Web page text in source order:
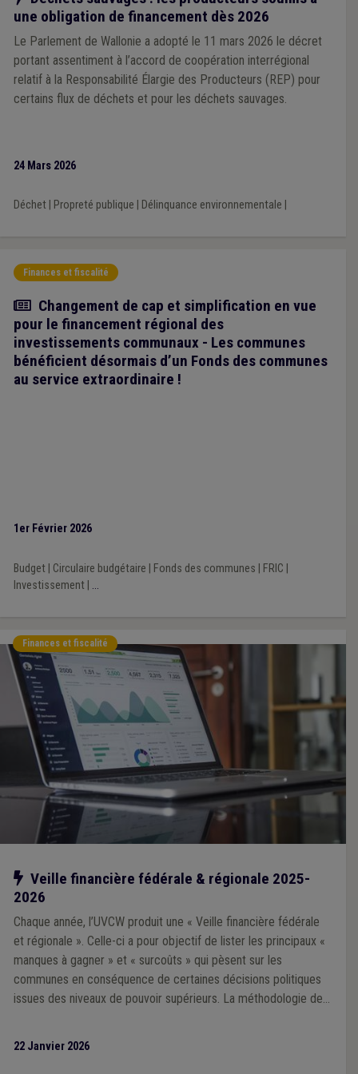
une obligation de financement dès 2026
Le Parlement de Wallonie a adopté le 11 mars 2026 le décret
portant assentiment à l’accord de coopération interrégional
relatif à la Responsabilité Élargie des Producteurs (REP) pour
certains flux de déchets et pour les déchets sauvages.
24 Mars 2026
Déchet| Propreté publique Délinquance environnementale
Finances et fiscalité
Article
Changement de cap et simplification en vue
pour le financement régional des
investissements communaux - Les communes
bénéficient désormais d’un Fonds des communes
au service extraordinaire !
1er Février 2026
Budget| Circulaire budgétaire Fonds des communes FRIC
Investissement| ...
Finances et fiscalité
Notre action
Veille financière fédérale & régionale 2025-
2026
Chaque année, l’UVCW produit une « Veille financière fédérale
et régionale ». Celle-ci a pour objectif de lister les principaux «
manques à gagner » et « surcoûts » qui pèsent sur les
communes en conséquence de certaines décisions politiques
issues des niveaux de pouvoir supérieurs. La méthodologie de
22 Janvier 2026